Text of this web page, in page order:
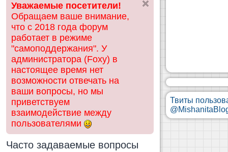
ск
Уважаемые посетители!
Обращаем ваше внимание,
что с 2018 года форум
работает в режиме
"самоподдержания". У
администратора (Foxy) в
настоящее время нет
возможности отвечать на
ваши вопросы, но мы
приветствуем
взаимодействие между
пользователями
Часто задаваемые вопросы
Твиты